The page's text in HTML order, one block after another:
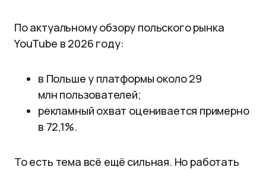
По актуальному обзору польского рынка
YouTube в 2026 году:
в Польше у платформы около 29
млн пользователей;
рекламный охват оценивается примерно
в 72,1%.
То есть тема всё ещё сильная. Но работать